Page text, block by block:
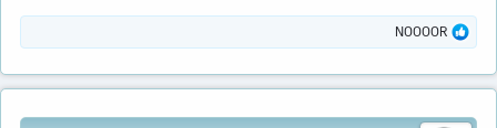
ا
ل
ع
NOOOOR